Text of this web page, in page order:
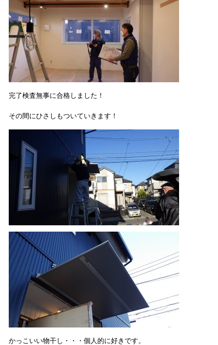
完了検査無事に合格しました！
その間にひさしもついていきます！
かっこいい物干し・・・個人的に好きです。